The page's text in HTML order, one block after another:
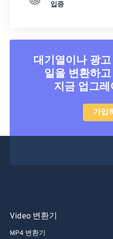
입증
대기열이나 광
일을 변환하
지금 업그
가입
Video 변환기
MP4 변환기